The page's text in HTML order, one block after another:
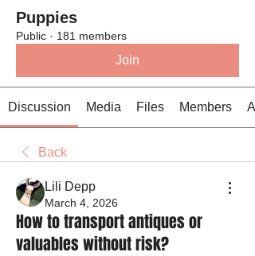
Puppies
Public · 181 members
Join
Discussion Media Files Members
Back
Lili Depp
March 4, 2026
How to transport antiques or
valuables without risk?